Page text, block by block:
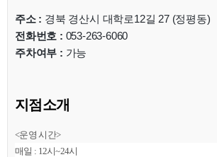
주소 : 경북 경산시 대학로12길 27 (정평동)
전화번호 : 053-263-6060
주차여부 : 가능
지점소개
<운영 시간>
매일 : 12시~24시